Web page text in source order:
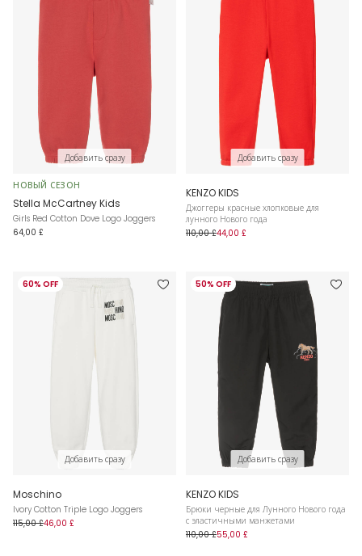
Добавить сразу
НОВЫЙ СЕЗОН
Stella McCartney Kids
Girls Red Cotton Dove Logo Joggers
64,00 £
Добавить сразу
KENZO KIDS
Джоггеры красные хлопковые для
лунного Нового года
110,00 £44,00 £
60% OFF
Добавить сразу
Moschino
Ivory Cotton Triple Logo Joggers
115,00 £46,00 £
50% OFF
Добавить сразу
KENZO KIDS
Брюки черные для Лунного Нового года
с эластичными манжетами
110,00 £55,00 £